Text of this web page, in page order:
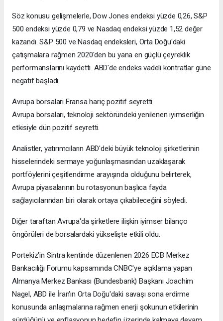
Söz konusu gelişmelerle, Dow Jones endeksi yüzde 0,26, S&P
500 endeksi yüzde 0,79 ve Nasdaq endeksi yüzde 1,52 değer
kazandı. S&P 500 ve Nasdaq endeksleri, Orta Doğu'daki
çatışmalara rağmen 2020'den bu yana en güçlü çeyreklik
performanslarını kaydetti. ABD'de endeks vadeli kontratlar güne
negatif başladı.
Avrupa borsaları Fransa hariç pozitif seyretti
Avrupa borsaları, teknoloji sektöründeki yenilenen iyimserliğin
etkisiyle dün pozitif seyretti.
Analistler, yatırımcıların ABD'deki büyük teknoloji şirketlerinin
hisselerindeki sermaye yoğunlaşmasından uzaklaşarak
portföylerini çeşitlendirme arayışında olduğunu belirterek,
Avrupa piyasalarının bu rotasyonun başlıca fayda
sağlayıcılarından biri olarak ortaya çıkabileceğini söyledi.
Diğer taraftan Avrupa'da şirketlere ilişkin iyimser bilanço
öngörüleri de borsalardaki yükselişte etkili oldu.
Portekiz'in Sintra kentinde düzenlenen 2026 ECB Merkez
Bankacılığı Forumu kapsamında CNBC'ye açıklama yapan
Almanya Merkez Bankası (Bundesbank) Başkanı Joachim
Nagel, ABD ile İran'ın Orta Doğu'daki savaşı sona erdirme
konusunda anlaşmalarına rağmen enerji şokunun etkilerinin